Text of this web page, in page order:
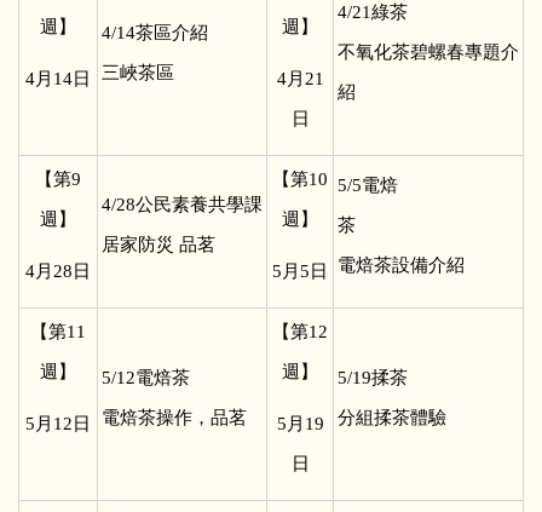
週】
4月14日
4/14茶區介紹
三峽茶區
週】
4月21
日
4/21綠茶
不氧化茶碧螺春專題介
紹
【第9
週】
4月28日
4/28公民素養共學課
居家防災 品茗
【第10
週】
5 月5日
5/5電焙
茶
電焙茶設備介紹
【第11
週】
5 月12日
5/12電焙茶
電焙茶操作，品茗
【第12
週】
5 月19
日
5/19揉茶
分組揉茶體驗